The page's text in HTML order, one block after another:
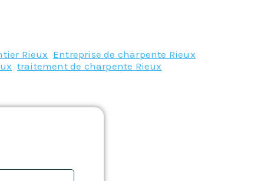
Rieux Entreprise de charpente Rieux
traitement de charpente Rieux